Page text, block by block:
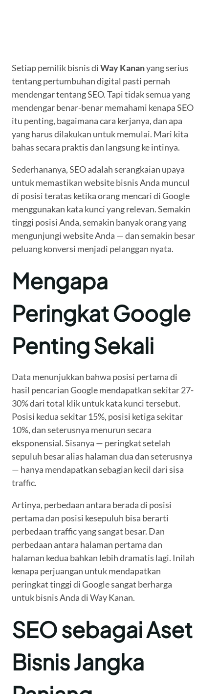
Setiap pemilik bisnis diWay Kananyang serius
tentang pertumbuhan digital pasti pernah
mendengar tentang SEO. Tapi tidak semua yang
mendengar benar-benar memahami kenapa SEO
itu penting, bagaimana cara kerjanya, dan apa
yang harus dilakukan untuk memulai. Mari kita
bahas secara praktis dan langsung ke intinya.
Sederhananya, SEO adalah serangkaian upaya
untuk memastikan website bisnis Anda muncul
di posisi teratas ketika orang mencari di Google
menggunakan kata kunci yang relevan. Semakin
tinggi posisi Anda, semakin banyak orang yang
mengunjungi website Anda — dan semakin besar
peluang konversi menjadi pelanggan nyata.
Mengapa
Peringkat Google
Penting Sekali
Data menunjukkan bahwa posisi pertama di
hasil pencarian Google mendapatkan sekitar 27-
30% dari total klik untuk kata kunci tersebut.
Posisi kedua sekitar 15%, posisi ketiga sekitar
10%, dan seterusnya menurun secara
eksponensial. Sisanya — peringkat setelah
sepuluh besar alias halaman dua dan seterusnya
— hanya mendapatkan sebagian kecil dari sisa
traffic.
Artinya, perbedaan antara berada di posisi
pertama dan posisi kesepuluh bisa berarti
perbedaan traffic yang sangat besar. Dan
perbedaan antara halaman pertama dan
halaman kedua bahkan lebih dramatis lagi. Inilah
kenapa perjuangan untuk mendapatkan
peringkat tinggi di Google sangat berharga
untuk bisnis Anda di Way Kanan.
SEO sebagai Aset
Bisnis Jangka